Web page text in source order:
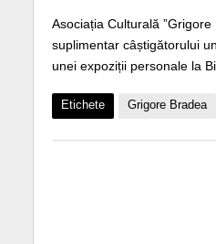
Asociația Culturală ”Grigore
suplimentar câștigătorului
unei expoziții personale la
Etichete Grigore Bradea